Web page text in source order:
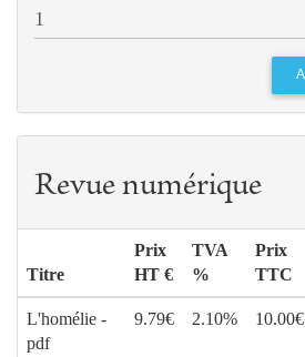
Revue numérique
Titre
Prix
HT €
TVA
%
Prix
TTC
L'homélie -
pdf
9.79€ 2.10% 10.00€